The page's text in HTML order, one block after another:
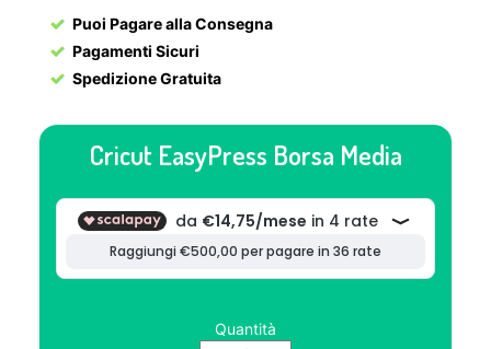
Puoi Pagare alla Consegna
Pagamenti Sicuri
Spedizione Gratuita
Cricut EasyPress Borsa Media
Quantità